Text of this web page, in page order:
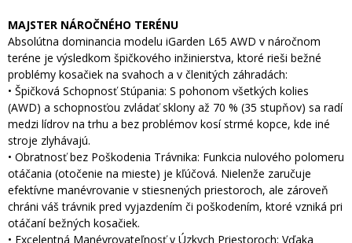
MAJSTER NÁROČNÉHO TERÉNU
Absolútna dominancia modelu iGarden L65 AWD v náročnom
teréne je výsledkom špičkového inžinierstva, ktoré rieši bežné
problémy kosačiek na svahoch a v členitých záhradách:
• Špičková Schopnosť Stúpania: S pohonom všetkých kolies
(AWD) a schopnosťou zvládať sklony až 70 % (35 stupňov) sa radí
medzi lídrov na trhu a bez problémov kosí strmé kopce, kde iné
stroje zlyhávajú.
• Obratnosť bez Poškodenia Trávnika: Funkcia nulového polomeru
otáčania (otočenie na mieste) je kľúčová. Nielenže zaručuje
efektívne manévrovanie v stiesnených priestoroch, ale zároveň
chráni váš trávnik pred vyjazdením či poškodením, ktoré vzniká pri
otáčaní bežných kosačiek.
• Excelentná Manévrovateľnosť v Úzkych Priestoroch: Vďaka